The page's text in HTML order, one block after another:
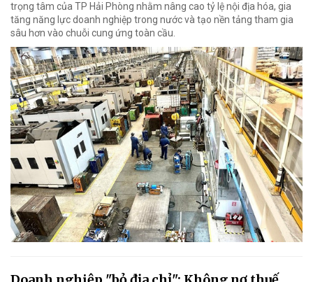
trọng tâm của TP Hải Phòng nhằm nâng cao tỷ lệ nội địa hóa, gia
tăng năng lực doanh nghiệp trong nước và tạo nền tảng tham gia
sâu hơn vào chuỗi cung ứng toàn cầu.